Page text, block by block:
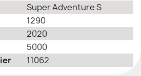
Super Adventure S
1290
2020
5000
11062